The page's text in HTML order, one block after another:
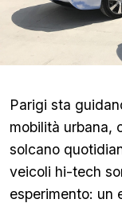
Parigi sta
mobilità urbana,
solcano
veicoli hi-tech
esperimento: un